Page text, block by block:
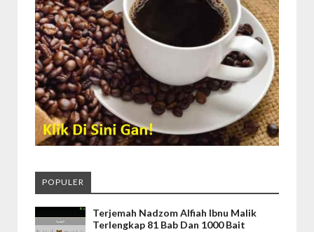
POPULER
Terjemah Nadzom Alfiah Ibnu Malik
Terlengkap 81 Bab Dan 1000 Bait